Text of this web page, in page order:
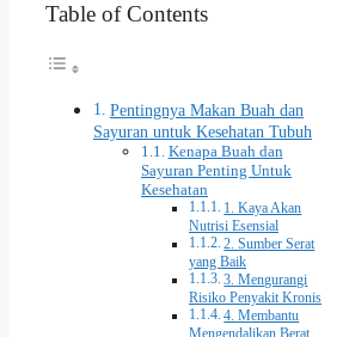
Table of Contents
Pentingnya Makan Buah dan
Sayuran untuk Kesehatan Tubuh
Kenapa Buah dan
Sayuran Penting Untuk
Kesehatan
1. Kaya Akan
Nutrisi Esensial
2. Sumber Serat
yang Baik
3. Mengurangi
Risiko Penyakit Kronis
4. Membantu
Mengendalikan Berat